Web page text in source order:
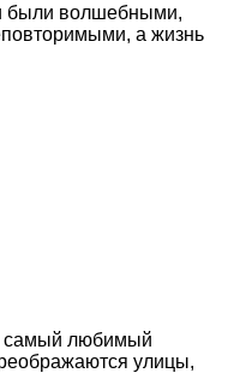
были волшебными,
а жизнь
самый любимый
улицы,